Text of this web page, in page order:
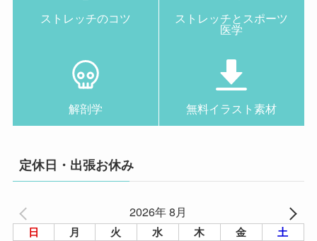
ストレッチのコツ
ストレッチとスポーツ
医学
解剖学 無料イラスト素材
定休日・出張お休み
2026年 8月
日 月 火 水 木 金 土